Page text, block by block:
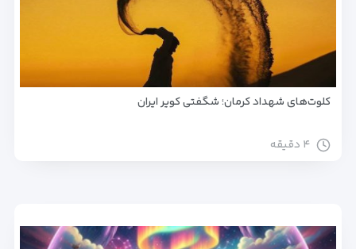
کلوت‌های شهداد کرمان؛ شگفتی کویر ایران
۴ دقیقه